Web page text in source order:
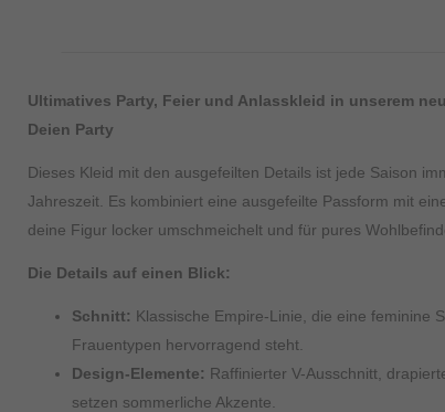
Ultimatives Party, Feier und Anlasskleid in unserem
Deien Party
Dieses Kleid mit den ausgefeilten Details ist jede Saison
Jahreszeit. Es kombiniert eine ausgefeilte Passform mit
deine Figur locker umschmeichelt und für pures
Die Details auf einen Blick:
Schnitt: Klassische Empire-Linie, die eine feminine
Frauentypen hervorragend steht.
Design-Elemente: Raffinierter V-Ausschnitt,
setzen sommerliche Akzente.
Wir verwenden Cookies und andere Technologien auf
Wir nutzen auf dieser Webseite Cookies und ähnliche
Einstellungen aktivieren und dienen statistischen
du zudem, dass deine Daten in Ländern, die unter
Alle Cookies zulassen Speichern
Datenschutzeinstellungen
Essenziell (2)
Statistiken (1)